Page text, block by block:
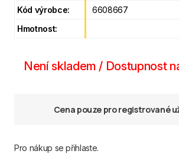
Kód výrobce:
6608667
Hmotnost:
Není skladem / Dostupnost
Cena pouze pro registrované
Pro nákup se přihlaste.